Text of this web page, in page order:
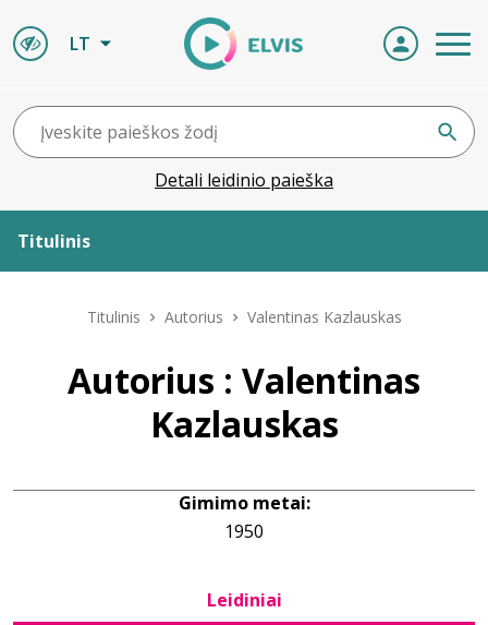
LT
Detali leidinio paieška
Titulinis
Leidiniai
Naujienos
Titulinis Autorius Valentinas Kazlauskas
Autorius : Valentinas
Kazlauskas
Gimimo metai:
1950
Leidiniai